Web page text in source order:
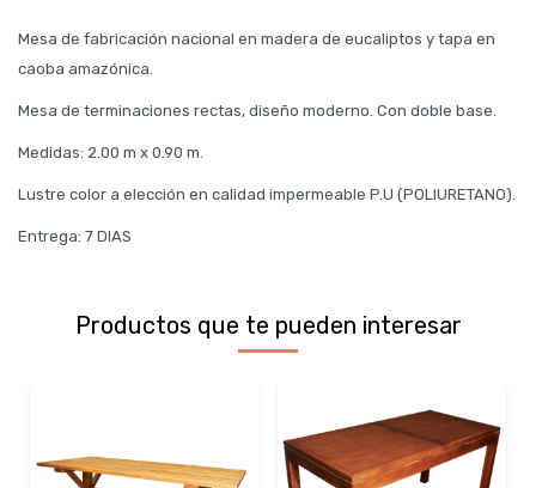
Mesa de fabricación nacional en madera de eucaliptos y tapa en
caoba amazónica.
Mesa de terminaciones rectas, diseño moderno. Con doble base.
Medidas: 2.00 m x 0.90 m.
Lustre color a elección en calidad impermeable P.U (POLIURETANO).
Entrega: 7 DIAS
Productos que te pueden interesar